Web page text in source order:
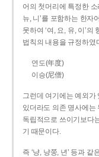
어의 첫머리에 특정한
뉴, 니’를 포함하는 한자
못하여 ‘여, 요, 유, 이’
법칙의 내용을 규정하였
연도(年度)
이승(尼僧)
그런데 여기에는 예외가
있더라도 의존 명사에는
독립적으로 쓰이기보다
기 때문이다.
즉 ‘냥, 냥쭝, 년’ 등과